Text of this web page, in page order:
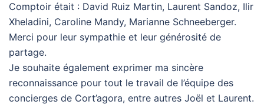
Comptoir était : David Ruiz Martin, Laurent Sandoz, Ilir
Xheladini, Caroline Mandy, Marianne Schneeberger.
Merci pour leur sympathie et leur générosité de
partage.
Je souhaite également exprimer ma sincère
reconnaissance pour tout le travail de l’équipe des
concierges de Cort’agora, entre autres Joël et Laurent.